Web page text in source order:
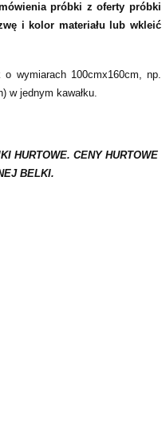
próbki z oferty próbki
i kolor materiału lub wkleić
o wymiarach 100cmx160cm, np.
w jednym kawałku.
HURTOWE. CENY HURTOWE
BELKI.